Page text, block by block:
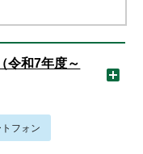
令和7年度～
トフォン